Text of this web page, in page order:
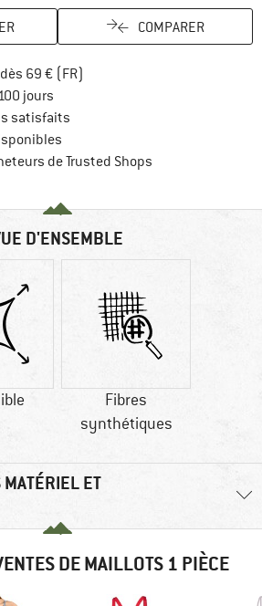
COMPARER
69 € (FR)
jours
satisfaits
de Trusted Shops
D'ENSEMBLE
Fibres
synthétiques
ET
DE MAILLOTS 1 PIÈCE